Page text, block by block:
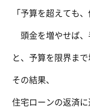
「予算を超えても
頭金を増やせば、
と、予算を限界ま
その結果、
住宅ローンの返済に